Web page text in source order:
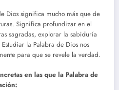
Dios significa mucho más que de
Significa profundizar en el
sagradas, explorar la sabiduría
la Palabra de Dios nos
para que se revele la verdad.
en las que la Palabra de